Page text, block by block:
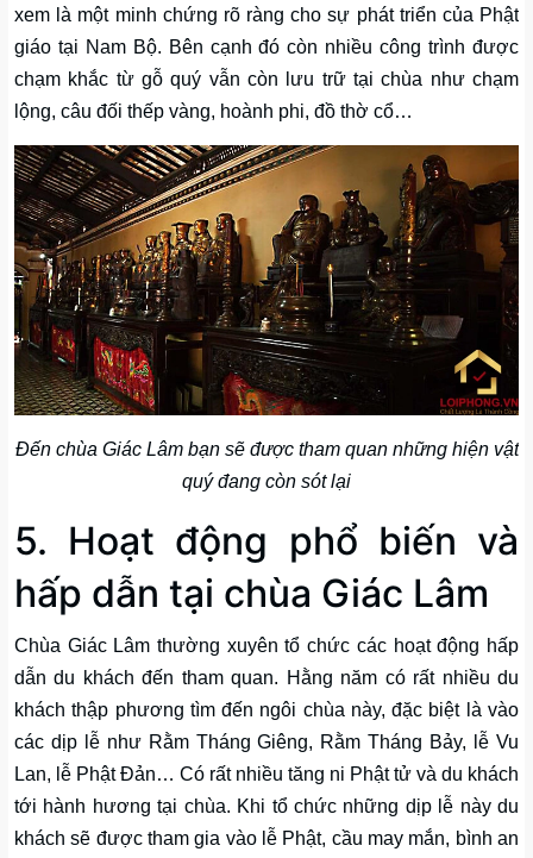
xem là một minh chứng rõ ràng cho sự phát triển của Phật
giáo tại Nam Bộ. Bên cạnh đó còn nhiều công trình được
chạm khắc từ gỗ quý vẫn còn lưu trữ tại chùa như chạm
lộng, câu đối thếp vàng, hoành phi, đồ thờ cổ…
Đến chùa Giác Lâm bạn sẽ được tham quan những hiện vật
quý đang còn sót lại
5. Hoạt động phổ biến và
hấp dẫn tại chùa Giác Lâm
Chùa Giác Lâm thường xuyên tổ chức các hoạt động hấp
dẫn du khách đến tham quan. Hằng năm có rất nhiều du
khách thập phương tìm đến ngôi chùa này, đặc biệt là vào
các dịp lễ như Rằm Tháng Giêng, Rằm Tháng Bảy, lễ Vu
Lan, lễ Phật Đản… Có rất nhiều tăng ni Phật tử và du khách
tới hành hương tại chùa. Khi tổ chức những dịp lễ này du
khách sẽ được tham gia vào lễ Phật, cầu may mắn, bình an